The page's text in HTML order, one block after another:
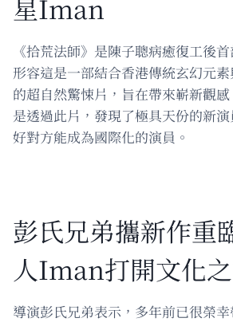
星Iman
《拾荒法師》是陳子聰病癒復工後
形容這是一部結合香港傳統玄幻元
的超自然驚悚片，旨在帶來嶄新觀
是透過此片，發現了極具天份的新
好對方能成為國際化的演員。
彭氏兄弟攜新作重
人Iman打開文化
導演彭氏兄弟表示，多年前已很榮